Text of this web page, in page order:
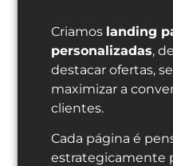
Criamos landing
personalizadas,
destacar ofertas,
maximizar a
clientes.
Cada página é
estrategicamente